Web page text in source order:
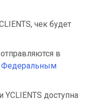
чек будет
в
Федеральным
YCLIENTS доступна